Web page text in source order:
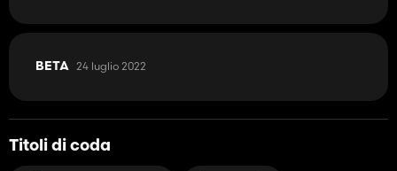
BETA 24 luglio 2022
Titoli di coda